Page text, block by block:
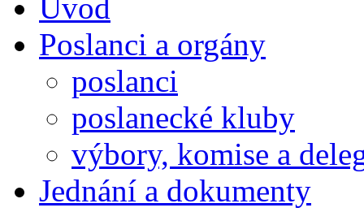
Úvod
Poslanci a orgány
poslanci
poslanecké kluby
výbory, komise a
Jednání a dokumenty